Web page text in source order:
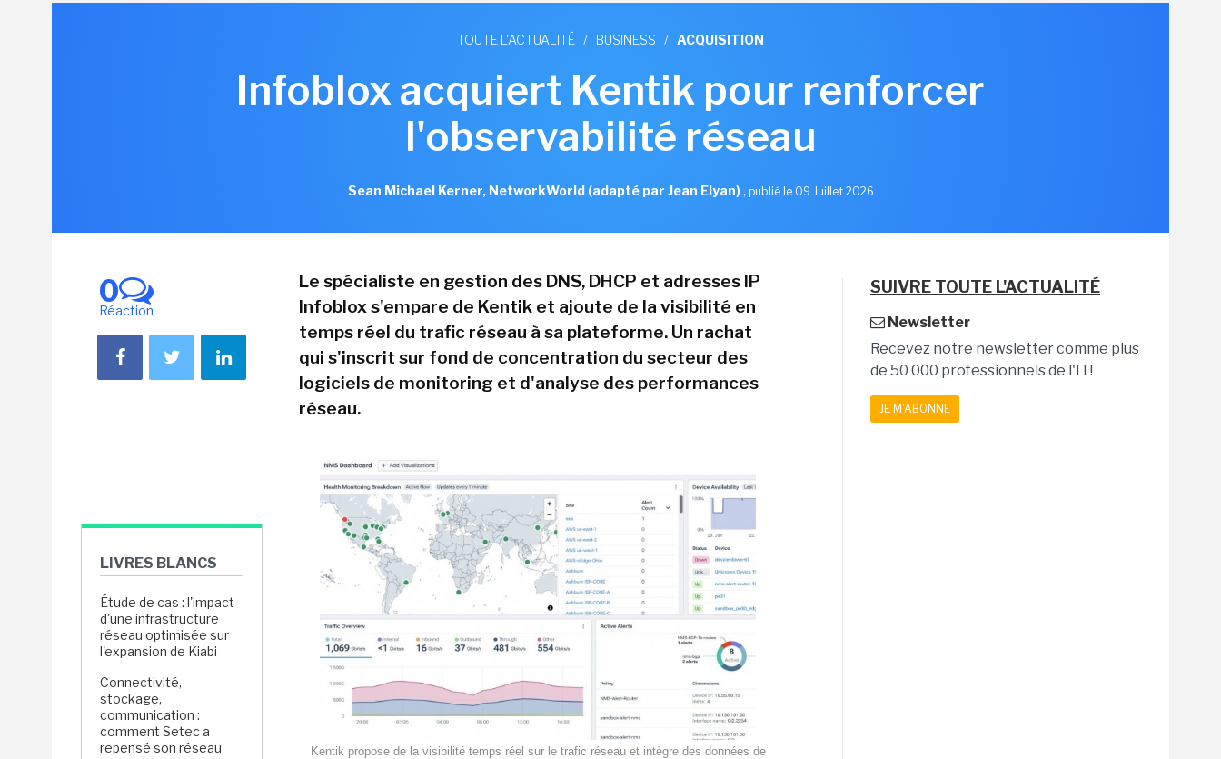
TOUTE L'ACTUALITÉ / BUSINESS / ACQUISITION
Infoblox acquiert Kentik pour renforcer
l'observabilité réseau
Sean Michael Kerner, NetworkWorld (adapté par Jean Elyan), publié le 09 Juillet 2026
0
Réaction
LIVRES BLANCS
Étude de cas : l'impact
d'une infrastructure
réseau optimisée sur
l'expansion de Kiabi
Connectivité,
stockage,
communication :
comment Setec a
repensé son réseau
Le spécialiste en gestion des DNS, DHCP et adresses IP
Infoblox s'empare de Kentik et ajoute de la visibilité en
temps réel du trafic réseau à sa plateforme. Un rachat
qui s'inscrit sur fond de concentration du secteur des
logiciels de monitoring et d'analyse des performances
réseau.
Kentik propose de la visibilité temps réel sur le trafic réseau et intègre des données de
SUIVRE TOUTE L'ACTUALITÉ
Newsletter
Recevez notre newsletter comme plus
de 50 000 professionnels de l'IT!
JE M'ABONNE